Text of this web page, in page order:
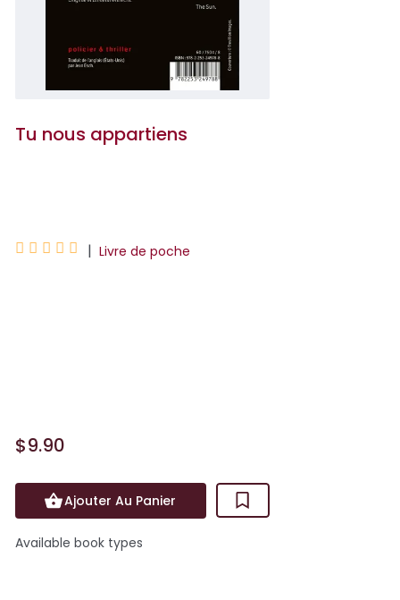
Tu nous appartiens
     | Livre de poche
$9.90
Ajouter Au Panier
Available book types